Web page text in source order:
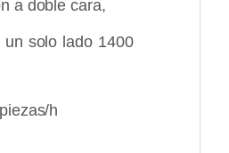
a doble cara,
un solo lado 1400
h